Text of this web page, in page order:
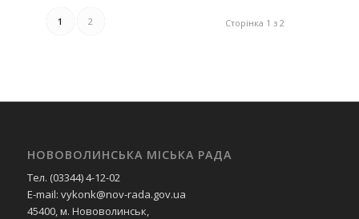
Сторінка 1 з 2
1 2
НОВОВОЛИНСЬКА МІСЬКА РАДА
Тел. (03344) 4-12-02
E-mail: vykonk@nov-rada.gov.ua
45400, м. Нововолинськ,